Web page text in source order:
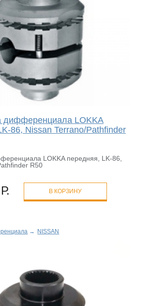
дифференциала LOKKA
86, Nissan Terrano/Pathfinder
LOKKA передняя, LK-86,
R50
В КОРЗИНУ
→ NISSAN